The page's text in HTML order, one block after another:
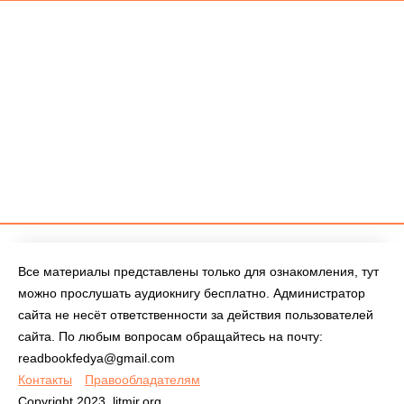
Все материалы представлены только для ознакомления, тут
можно прослушать аудиокнигу бесплатно. Администратор
сайта не несёт ответственности за действия пользователей
сайта. По любым вопросам обращайтесь на почту:
readbookfedya@gmail.com
Контакты
Правообладателям